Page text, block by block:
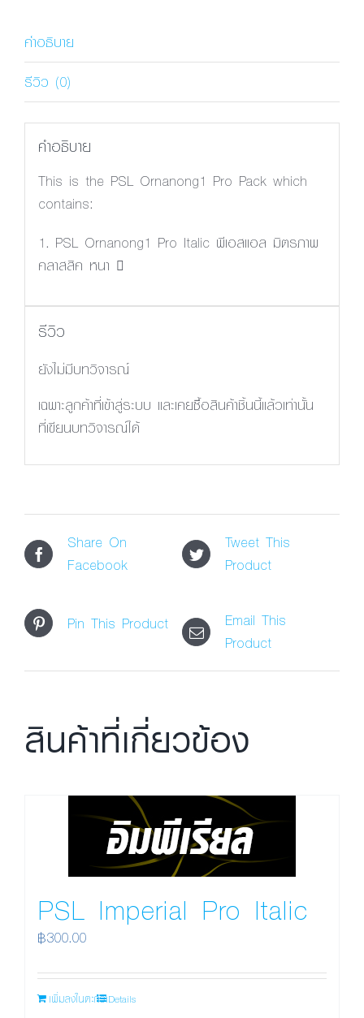
คำอธิบาย
รีวิว (0)
คำอธิบาย
This is the PSL Ornanong1 Pro Pack which
contains:
1. PSL Ornanong1 Pro Italic พีเอสแอล มิตรภาพ
คลาสสิค หนา 
รีวิว
ยังไม่มีบทวิจารณ์
เฉพาะลูกค้าที่เข้าสู่ระบบ และเคยซื้อสินค้าชิ้นนี้แล้วเท่านั้น
ที่เขียนบทวิจารณ์ได้
Share On
Facebook
Tweet This
Product
Pin This Product
Email This
Product
สินค้าที่เกี่ยวข้อง
PSL Imperial Pro Italic
฿300.00
เพิ่มลงในตะกร้าDetails